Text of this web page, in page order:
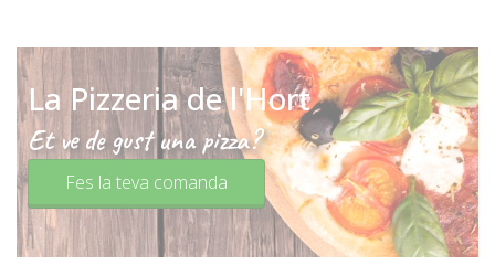
La Pizzeria de l'Hort
Et ve de gust una pizza?
Fes la teva comanda